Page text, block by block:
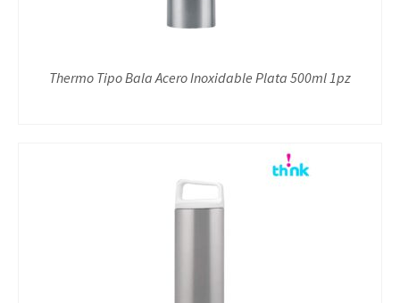
Thermo Tipo Bala Acero Inoxidable Plata 500ml 1pz